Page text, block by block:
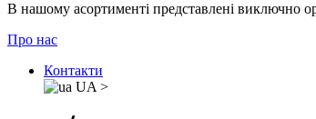
В нашому асортименті представлені виключно
Про нас
Контакти
UA >